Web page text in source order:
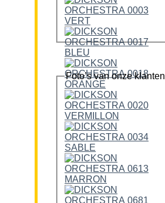
Foto’s van onze klanten